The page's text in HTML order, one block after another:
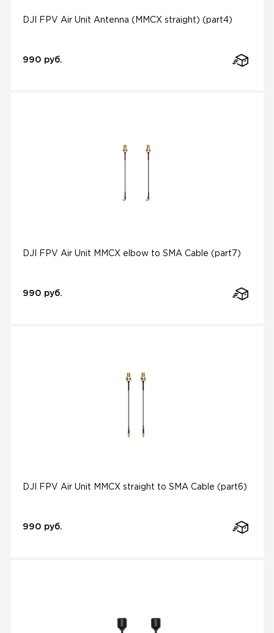
DJI FPV Air Unit Antenna (MMCX straight) (part4)
990 руб.
DJI FPV Air Unit MMCX elbow to SMA Cable (part7)
990 руб.
DJI FPV Air Unit MMCX straight to SMA Cable (part6)
990 руб.